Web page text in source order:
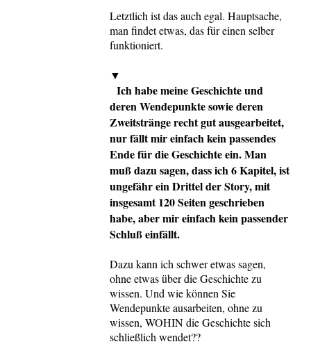
Letztlich ist das auch egal. Hauptsache,
man findet etwas, das für einen selber
funktioniert.
▼
Ich habe meine Geschichte und
deren Wendepunkte sowie deren
Zweitstränge recht gut ausgearbeitet,
nur fällt mir einfach kein passendes
Ende für die Geschichte ein. Man
muß dazu sagen, dass ich 6 Kapitel, ist
ungefähr ein Drittel der Story, mit
insgesamt 120 Seiten geschrieben
habe, aber mir einfach kein passender
Schluß einfällt.
Dazu kann ich schwer etwas sagen,
ohne etwas über die Geschichte zu
wissen. Und wie können Sie
Wendepunkte ausarbeiten, ohne zu
wissen, WOHIN die Geschichte sich
schließlich wendet??